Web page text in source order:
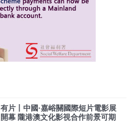
有片丨中國·嘉峪關國際短片電影展
開幕 隴港澳文化影視合作前景可期